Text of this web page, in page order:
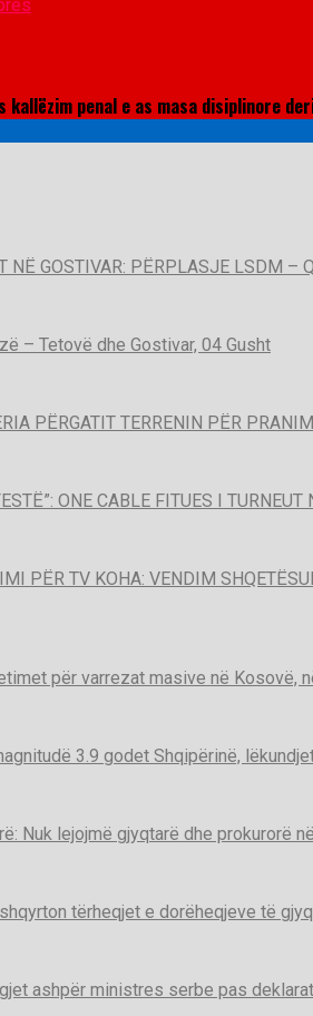
kallëzim penal e as masa disiplinore
NË GOSTIVAR: PËRPLASJE LSDM –
– Tetovë dhe Gostivar, 04 Gusht
PËRGATIT TERRENIN PËR
ONE CABLE FITUES I
PËR TV KOHA: VENDIM
për varrezat masive në Kosovë,
3.9 godet Shqipërinë,
Nuk lejojmë gjyqtarë dhe prokurorë
tërheqjet e dorëheqjeve të
ashpër ministres serbe pas